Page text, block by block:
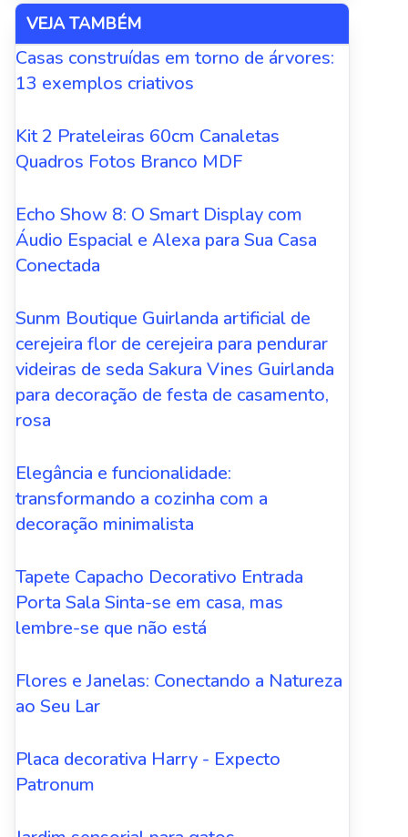
VEJA TAMBÉM
Casas construídas em torno de árvores:
13 exemplos criativos
Kit 2 Prateleiras 60cm Canaletas
Quadros Fotos Branco MDF
Echo Show 8: O Smart Display com
Áudio Espacial e Alexa para Sua Casa
Conectada
Sunm Boutique Guirlanda artificial de
cerejeira flor de cerejeira para pendurar
videiras de seda Sakura Vines Guirlanda
para decoração de festa de casamento,
rosa
Elegância e funcionalidade:
transformando a cozinha com a
decoração minimalista
Tapete Capacho Decorativo Entrada
Porta Sala Sinta-se em casa, mas
lembre-se que não está
Flores e Janelas: Conectando a Natureza
ao Seu Lar
Placa decorativa Harry - Expecto
Patronum